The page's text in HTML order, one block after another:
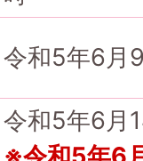
令和5年6月
令和5年6月